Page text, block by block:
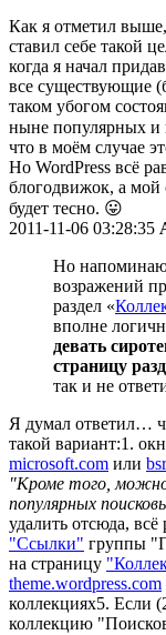
Как я отметил
ставил себе такой
когда я начал
все существующие
таком убогом
ныне популярных и
что в моём случае
Но WordPress всё
блогодвижок, а мой
будет тесно. 😛
2011-11-06 03:28:35
Но напоминаю
возражений
раздел «
вполне
девать
страницу
так и не
Я думал ответил…
такой вариант:1.
microsoft.com или
"Кроме того, можно
популярных
удалить отсюда,
"Ссылки" группы
на страницу
theme.wordpress.com
коллекциях5. Если
коллекцию